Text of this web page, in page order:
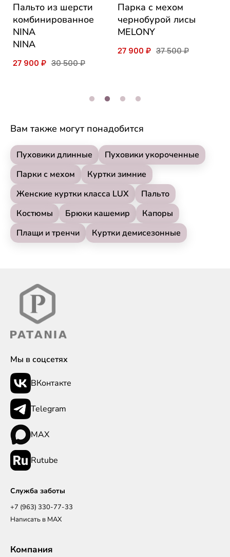
Пальто из шерсти
комбинированное
NINA
NINA
27 900 ₽ 30 500 ₽
Парка с мехом
чернобурой лисы
MELONY
27 900 ₽ 37 500 ₽
Вам также могут понадобится
Пуховики длинные
Пуховики укороченные
Парки с мехом
Куртки зимние
Женские куртки класса LUX
Пальто
Костюмы
Брюки кашемир
Капоры
Плащи и тренчи
Куртки демисезонные
Мы в соцсетях
ВКонтакте
Telegram
MAX
Rutube
Служба заботы
+7 (963) 330-77-33
Написать в MAX
Компания